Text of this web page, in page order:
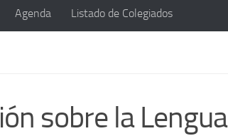
Agenda Listado de Colegiados
sobre la Lengua